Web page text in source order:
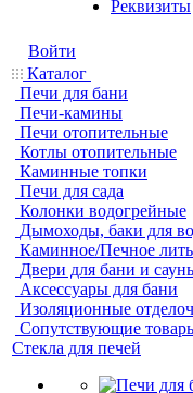
Реквизиты
Войти
Каталог
Печи для бани
Печи-камины
Печи отопительные
Котлы отопительные
Каминные топки
Печи для сада
Колонки водогрейные
Дымоходы, баки для
Каминное/Печное
Двери для бани и
Аксессуары для бани
Изоляционные
Сопутствующие
Стекла для печей